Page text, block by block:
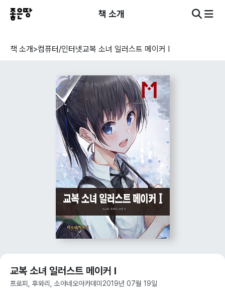
책 소개
책 소개>컴퓨터/인터넷교복 소녀 일러스트 메이커 I
교복 소녀 일러스트 메이커 I
프로피, 후와리, 소야네오아카데미 2019년 07월 19일